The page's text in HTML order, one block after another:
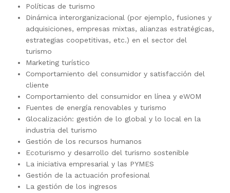
Políticas de turismo
Dinámica interorganizacional (por ejemplo, fusiones y
adquisiciones, empresas mixtas, alianzas estratégicas,
estrategias coopetitivas, etc.) en el sector del
turismo
Marketing turístico
Comportamiento del consumidor y satisfacción del
cliente
Comportamiento del consumidor en línea y eWOM
Fuentes de energía renovables y turismo
Glocalización: gestión de lo global y lo local en la
industria del turismo
Gestión de los recursos humanos
Ecoturismo y desarrollo del turismo sostenible
La iniciativa empresarial y las PYMES
Gestión de la actuación profesional
La gestión de los ingresos